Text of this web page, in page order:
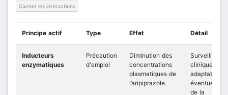
Cacher les interactions
Principe actif Type Effet Détail
Inducteurs
enzymatiques
Précaution
d'emploi
Diminution des
concentrations
plasmatiques de
l’aripiprazole.
Surveillance
clinique et
adaptation
éventuelle
de la